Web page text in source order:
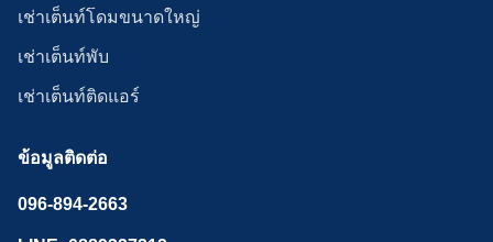
เช่าเต็นท์โดมขนาดใหญ่
เช่าเต็นท์พับ
เช่าเต็นท์ติดแอร์
ข้อมูลติดต่อ
096-894-2663